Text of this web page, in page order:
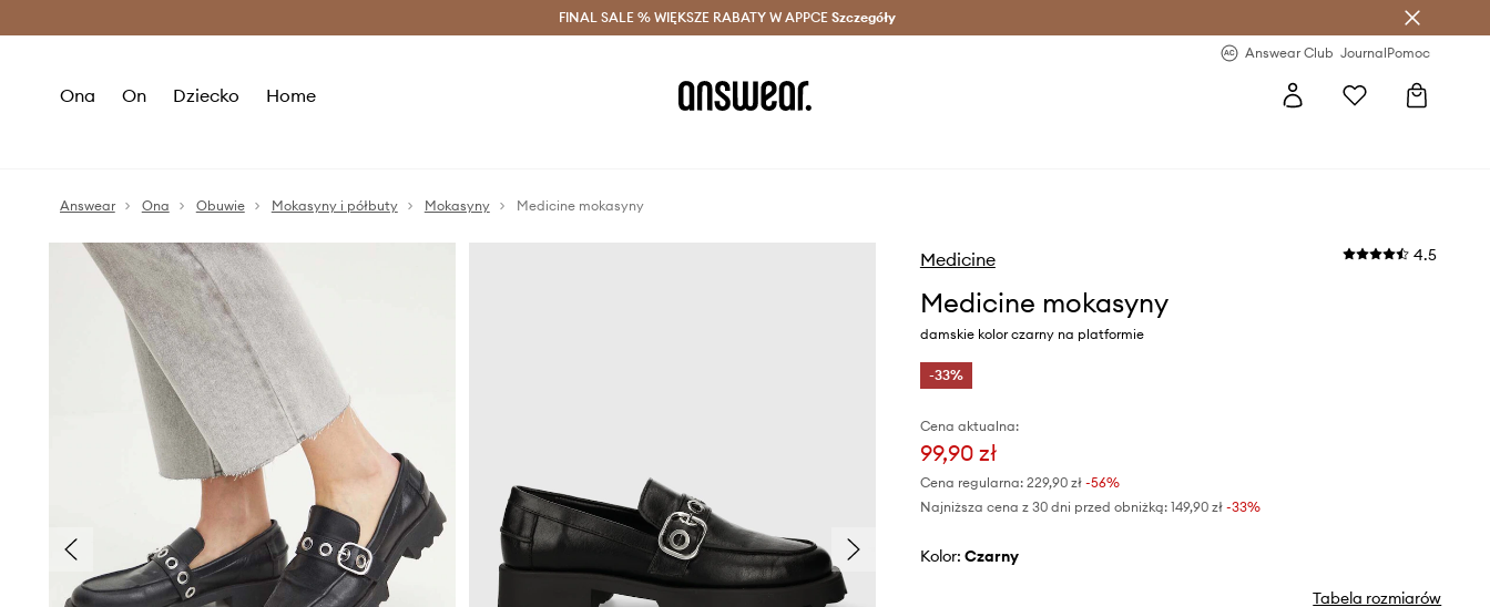
Oszczędzaj z Answear Club > Dostawa nawet w 24h >
FINAL SALE % WIĘKSZE RABATY W APPCE Szczegóły
Answear Club JournalPomoc
Ona On Dziecko Home
Answear Ona Obuwie Mokasyny i półbuty Mokasyny Medicine mokasyny
Medicine 4.5
Medicine mokasyny
damskie kolor czarny na platformie
-33%
Cena aktualna:
99,90 zł
Cena regularna: 229,90 zł-56%
Najniższa cena z 30 dni przed obniżką: 149,90 zł -33%
Kolor: czarny
Tabela rozmiarów